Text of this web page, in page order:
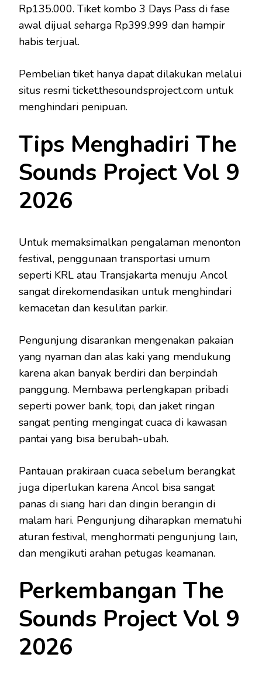
Rp135.000. Tiket kombo 3 Days Pass di fase
awal dijual seharga Rp399.999 dan hampir
habis terjual.
Pembelian tiket hanya dapat dilakukan melalui
situs resmi ticket.thesoundsproject.com untuk
menghindari penipuan.
Tips Menghadiri The
Sounds Project Vol 9
2026
Untuk memaksimalkan pengalaman menonton
festival, penggunaan transportasi umum
seperti KRL atau Transjakarta menuju Ancol
sangat direkomendasikan untuk menghindari
kemacetan dan kesulitan parkir.
Pengunjung disarankan mengenakan pakaian
yang nyaman dan alas kaki yang mendukung
karena akan banyak berdiri dan berpindah
panggung. Membawa perlengkapan pribadi
seperti power bank, topi, dan jaket ringan
sangat penting mengingat cuaca di kawasan
pantai yang bisa berubah-ubah.
Pantauan prakiraan cuaca sebelum berangkat
juga diperlukan karena Ancol bisa sangat
panas di siang hari dan dingin berangin di
malam hari. Pengunjung diharapkan mematuhi
aturan festival, menghormati pengunjung lain,
dan mengikuti arahan petugas keamanan.
Perkembangan The
Sounds Project Vol 9
2026